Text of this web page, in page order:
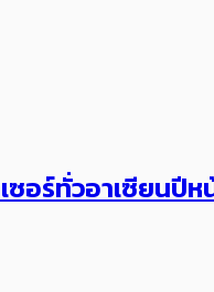
ซอร์ทั่วอาเซียน